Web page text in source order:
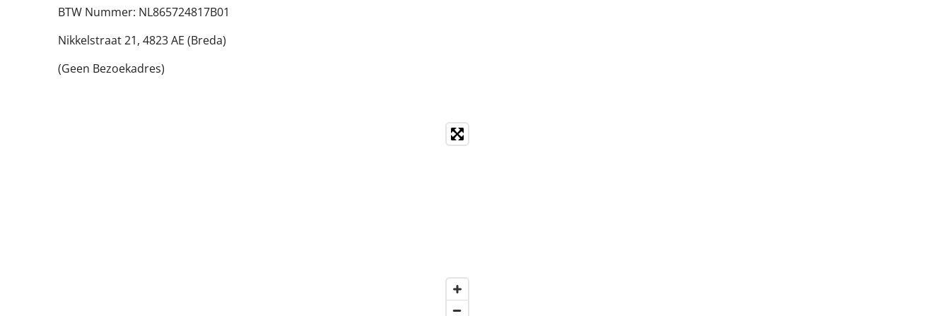
BTW Nummer: NL865724817B01
Nikkelstraat 21, 4823 AE (Breda)
(Geen Bezoekadres)